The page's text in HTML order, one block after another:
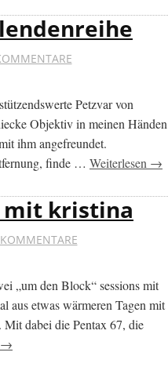
Petzvar von
Objektiv in meinen Händen
ihm angefreundet.
finde … Weiterlesen →
mit kristina
„um den Block“ sessions mit
aus etwas wärmeren Tagen mit
dabei die Pentax 67, die
→